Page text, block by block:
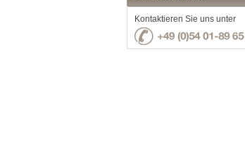
Kontaktieren Sie uns unter